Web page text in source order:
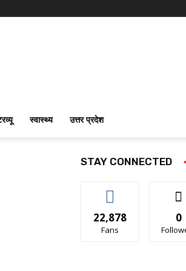
स्वास्थ्य उत्तर प्रदेश
STAY CONNECTED
22,878
Fans
0